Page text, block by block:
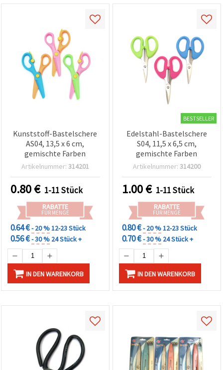
Kunststoff-Bastelschere
AS04, 13,5 x 6 cm,
gemischte Farben
Artikelnummer: 314201
0.80€ 1-11 Stück
RABATTE
FÜR MENGE
0.64 €- 20 %12-23 Stück
0.56 €- 30 % 24 Stück +
IN DEN WARENKORB
BESTSELLER
Edelstahl-Bastelschere
S04, 11,5 x 6,5 cm,
gemischte Farben
Artikelnummer: 314200
1.00€ 1-11 Stück
RABATTE
FÜR MENGE
0.80 €- 20 %12-23 Stück
0.70 €- 30 % 24 Stück +
IN DEN WARENKORB